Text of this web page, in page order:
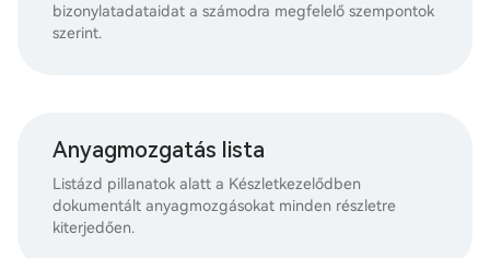
bizonylatadataidat a számodra megfelelő szempontok
szerint.
Anyagmozgatás lista
Listázd pillanatok alatt a Készletkezelődben
dokumentált anyagmozgásokat minden részletre
kiterjedően.